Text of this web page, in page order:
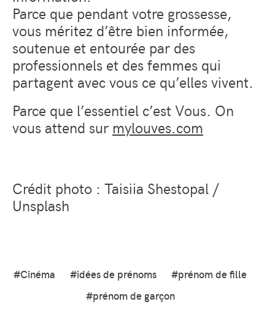
Parce que pendant votre grossesse,
vous méritez d’être bien informée,
soutenue et entourée par des
professionnels et des femmes qui
partagent avec vous ce qu’elles vivent.
Parce que l’essentiel c’est Vous. On
vous attend sur mylouves.com
Crédit photo : Taisiia Shestopal /
Unsplash
#Cinéma #idées de prénoms
#prénom de fille
#prénom de garçon